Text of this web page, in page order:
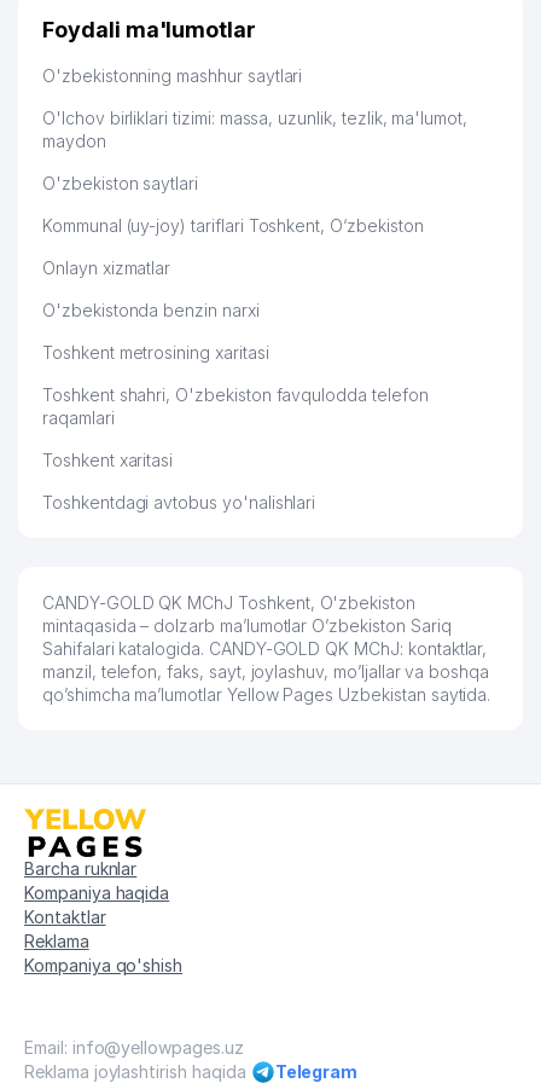
49
MChJ
50 TERMI PRO MChJ
51 ETALON MChJ 665 м
52 KWIK PRINT MChJ
53 MOTOR GROUP SERVICE MChJ
54 BILLUR TEKS MChJ
55 AVANGARD STYLE MChJ
56 MOHIZA-NUR MChJ
57
BARKAMOL AVLOD BOLALAR
№133
61 IJOD-BINOKOR MChJ 690 м
62 ENERGOPRIBOR MChJ 713 м
64 O'ZDIPTRANSHIZMAT DUK 713 м
65 REMEDY QK MChJ
66 GLOBAL KABEL MChJ
67
69 ELECTRO REM STROY MChJ
Foydali ma'lumotlar
O'zbekistonning mashhur saytlari
O'lchov birliklari tizimi: massa, uzunlik, tezlik, ma'lumot,
maydon
O'zbekiston saytlari
Kommunal (uy-joy) tariflari Toshkent, O‘zbekiston
Onlayn xizmatlar
O'zbekistonda benzin narxi
Toshkent metrosining xaritasi
Toshkent shahri, O'zbekiston favqulodda telefon
raqamlari
Toshkent xaritasi
Toshkentdagi avtobus yo'nalishlari
CANDY-GOLD QK MChJ Toshkent, O'zbekiston
mintaqasida – dolzarb ma’lumotlar O’zbekiston Sariq
Sahifalari katalogida. CANDY-GOLD QK MChJ: kontaktlar,
manzil, telefon, faks, sayt, joylashuv, mo’ljallar va boshqa
qo’shimcha ma’lumotlar Yellow Pages Uzbekistan saytida.
Barcha ruknlar
Kompaniya haqida
Kontaktlar
Reklama
Kompaniya qo'shish
Email: info@yellowpages.uz
Reklama joylashtirish haqida
Telegram